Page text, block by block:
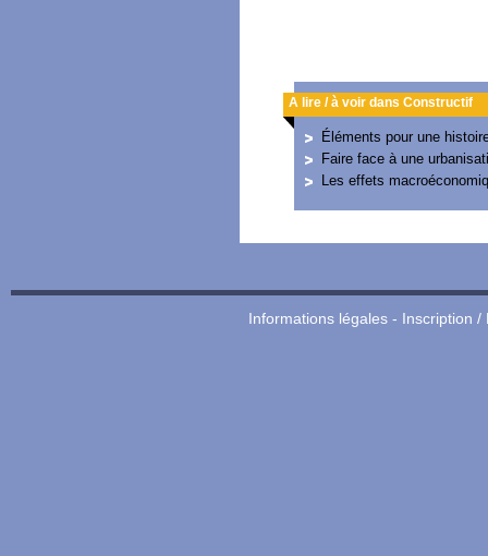
A lire / à voir dans Constructif
Éléments pour une
Faire face à une
Les effets
Informations légales- Inscription